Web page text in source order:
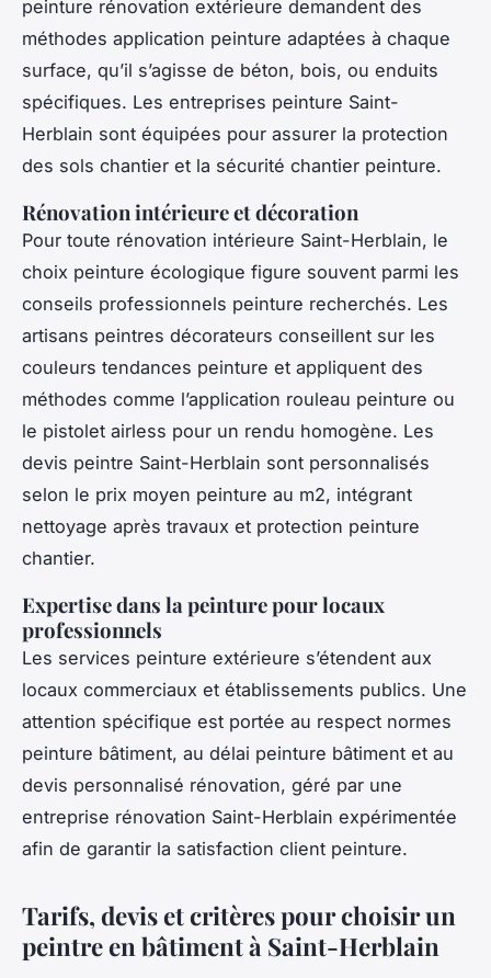
peinture rénovation extérieure demandent des
méthodes application peinture adaptées à chaque
surface, qu’il s’agisse de béton, bois, ou enduits
spécifiques. Les entreprises peinture Saint-
Herblain sont équipées pour assurer la protection
des sols chantier et la sécurité chantier peinture.
Rénovation intérieure et décoration
Pour toute rénovation intérieure Saint-Herblain, le
choix peinture écologique figure souvent parmi les
conseils professionnels peinture recherchés. Les
artisans peintres décorateurs conseillent sur les
couleurs tendances peinture et appliquent des
méthodes comme l’application rouleau peinture ou
le pistolet airless pour un rendu homogène. Les
devis peintre Saint-Herblain sont personnalisés
selon le prix moyen peinture au m2, intégrant
nettoyage après travaux et protection peinture
chantier.
Expertise dans la peinture pour locaux
professionnels
Les services peinture extérieure s’étendent aux
locaux commerciaux et établissements publics. Une
attention spécifique est portée au respect normes
peinture bâtiment, au délai peinture bâtiment et au
devis personnalisé rénovation, géré par une
entreprise rénovation Saint-Herblain expérimentée
afin de garantir la satisfaction client peinture.
Tarifs, devis et critères pour choisir un
peintre en bâtiment à Saint-Herblain